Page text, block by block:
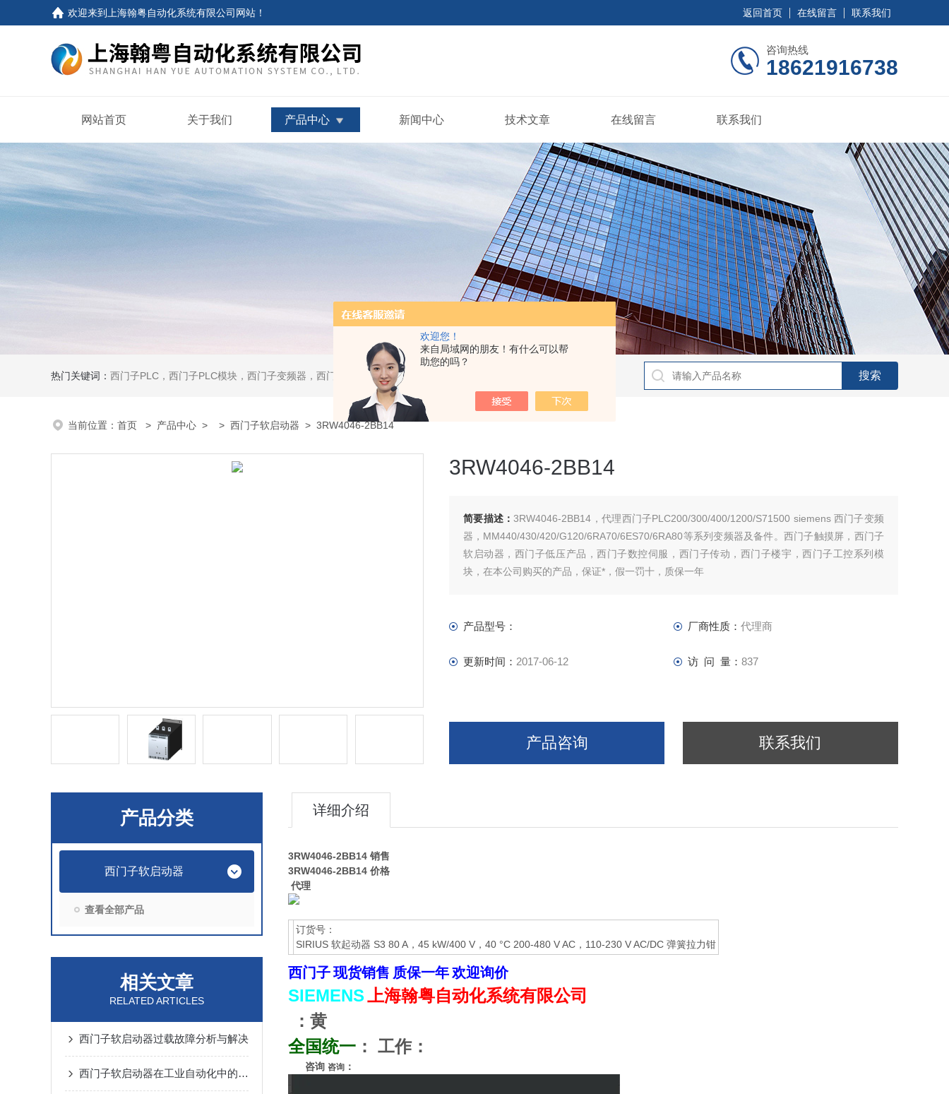
欢迎您！
来自局域网的朋友！有什么可以帮
助您的吗？
欢迎来到 上海翰粤自动化系统有限公司网站 ！ 返回首页 在线留言 联系我们
咨询热线
18621916738
网站首页 关于我们 产品中心 新闻中心 技术文章 在线留言 联系我们
热门关键词： 西门子PLC，西门子PLC模块，西门子变频器，西门子触摸屏，西门子软启动器，西门子DP总线电缆，西门子DP总线接头，西门子CP通讯网卡，西门子数控系统及停产备件
当前位置： 首页 > 产品中心 > > 西门子软启动器 > 3RW4046-2BB14
3RW4046-2BB14
简要描述：3RW4046-2BB14，代理西门子PLC200/300/400/1200/S71500 siemens 西门子变频
器，MM440/430/420/G120/6RA70/6ES70/6RA80等系列变频器及备件。西门子触摸屏，西门子
软启动器，西门子低压产品，西门子数控伺服，西门子传动，西门子楼宇，西门子工控系列模
块，在本公司购买的产品，保证*，假一罚十，质保一年
产品型号： 厂商性质： 代理商
更新时间： 2017-06-12 访 问 量： 837
产品咨询 联系我们
产品分类
西门子软启动器
查看全部产品
相关文章
RELATED ARTICLES
西门子软启动器过载故障分析与解决
西门子软启动器在工业自动化中的应用
详细介绍
3RW4046-2BB14 销售
3RW4046-2BB14 价格
代理
订货号：
SIRIUS 软起动器 S3 80 A，45 kW/400 V，40 °C 200-480 V AC，110-230 V AC/DC 弹簧拉力钳
西门子现货销售 质保一年欢迎询价
SIEMENS上海翰粤自动化系统有限公司
：黄
全国统一 ： 工作：
咨询 咨询 ：